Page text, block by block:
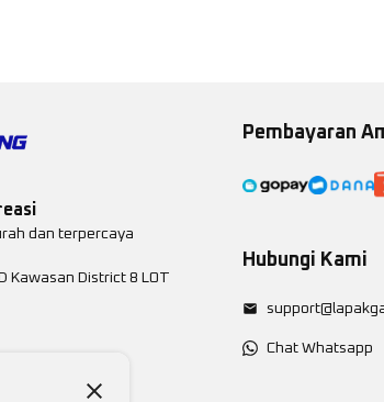
dan terpercaya
Kawasan District 8 LOT
Pembayaran
Hubungi Kami
Chat Whatsapp